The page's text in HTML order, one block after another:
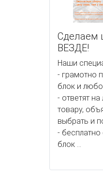
Сделаем
ВЕЗДЕ!
Наши
- грамотно
блок и
- ответят
товару,
выбрать и
-
блок ...